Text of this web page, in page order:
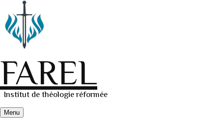
content
FAREL
Institut de théologie réformée
Menu